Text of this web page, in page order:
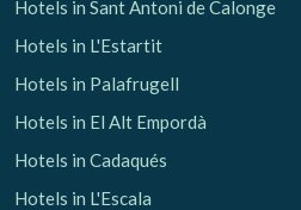
Hotels in Sant Antoni de Calonge
Hotels in L'Estartit
Hotels in Palafrugell
Hotels in El Alt Empordà
Hotels in Cadaqués
Hotels in L'Escala